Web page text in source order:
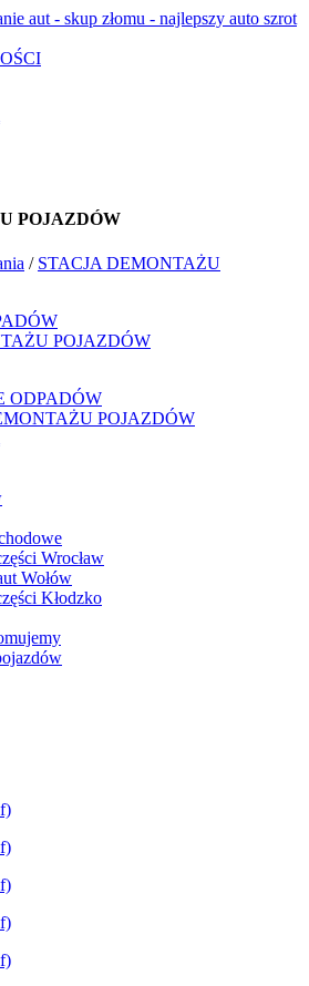
POJAZDÓW
/ STACJA DEMONTAŻU
POJAZDÓW
ODPADÓW
POJAZDÓW
Wrocław
Wołów
Kłodzko